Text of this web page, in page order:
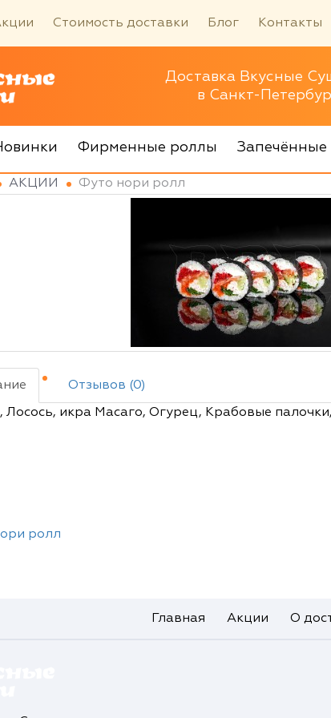
Стоимость доставки Блог Контакты
Доставка Вкусные
в Санкт-
Фирменные роллы Запечённые
АКЦИИ Футо нори ролл
Отзывов (0)
Лосось, икра Масаго, Огурец, Крабовые
ролл
Главная Акции О